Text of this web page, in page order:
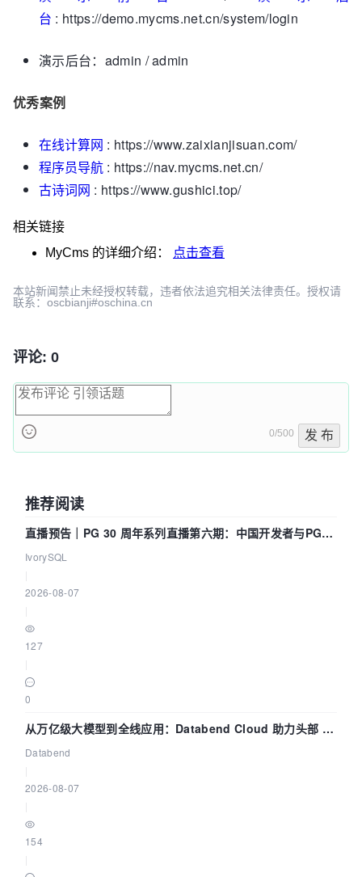
台 : https://demo.mycms.net.cn/system/login
演示后台：admin / admin
优秀案例
在线计算网 : https://www.zaixianjisuan.com/
程序员导航 : https://nav.mycms.net.cn/
古诗词网 : https://www.gushici.top/
相关链接
MyCms 的详细介绍： 点击查看
本站新闻禁止未经授权转载，违者依法追究相关法律责任。授权请
联系：oscbianji#oschina.cn
评论: 0
0/500 发 布
推荐阅读
直播预告｜PG 30 周年系列直播第六期：中国开发者与PG内
核——我们改得动吗？我们贡献了什么？
IvorySQL
2026-08-07
127
0
从万亿级大模型到全线应用：Databend Cloud 助力头部 AI
企业构建全链路 Trace 数据管道
Databend
2026-08-07
154